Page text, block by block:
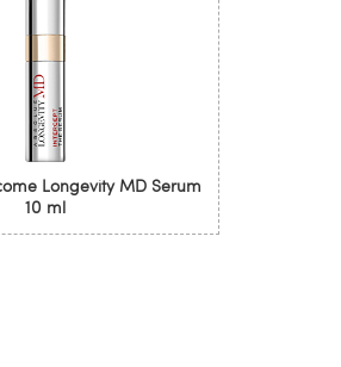
Longevity MD Serum
10 ml